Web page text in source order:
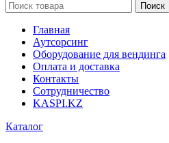
Поиск
Главная
Аутсорсинг
Оборудование для вендинга
Оплата и доставка
Контакты
Сотрудничество
KASPI.KZ
Каталог